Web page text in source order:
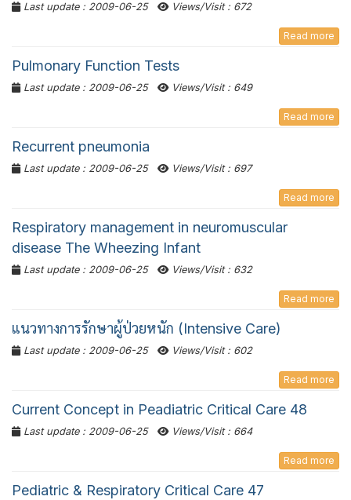
Last update : 2009-06-25 Views/Visit : 672
Read more
Pulmonary Function Tests
Last update : 2009-06-25 Views/Visit : 649
Read more
Recurrent pneumonia
Last update : 2009-06-25 Views/Visit : 697
Read more
Respiratory management in neuromuscular
disease The Wheezing Infant
Last update : 2009-06-25 Views/Visit : 632
Read more
แนวทางการรักษาผู้ป่วยหนัก (Intensive Care)
Last update : 2009-06-25 Views/Visit : 602
Read more
Current Concept in Peadiatric Critical Care 48
Last update : 2009-06-25 Views/Visit : 664
Read more
Pediatric & Respiratory Critical Care 47